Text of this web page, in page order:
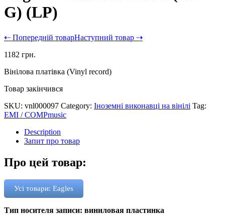
G) (LP)
⇠ Попередній товарНаступний товар ⇢
1182 грн.
Вінілова платівка (Vinyl record)
Товар закінчився
SKU: vnl000097 Category: Іноземні виконавці на вінілі Tag:
EMI / COMPmusic
Description
Запит про товар
Про цей товар:
Усі товари: Eagles
Тип носителя записи: виниловая пластинка